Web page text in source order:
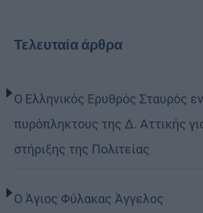
Τελευταία άρθρα
Ο Ελληνικός Ερυθρός Σταυρός
πυρόπληκτους της Δ. Αττικής
στήριξης της Πολιτείας
Ο Άγιος Φύλακας Άγγελος